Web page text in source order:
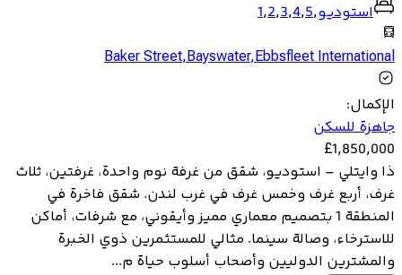
استوديو,
1,2,3,4,5
Baker Street,Bayswater,Ebbsfleet International
الإكمال:
جاهزة للسكن
£1,850,000
ذا وايتلي – استوديو، شقق من غرفة نوم واحدة، غرفتين، ثلاث
غرف، أربع غرف وخمس غرف في غرب لندن. شقق فاخرة في
المنطقة 1 بتصميم معماري مميز وأيقوني، مع شرفات، أماكن
للاسترخاء، وصالة سينما. مثالي للمستثمرين ذوي الخبرة
والمشترين الدوليين وأصحاب أسلوب حياة م...